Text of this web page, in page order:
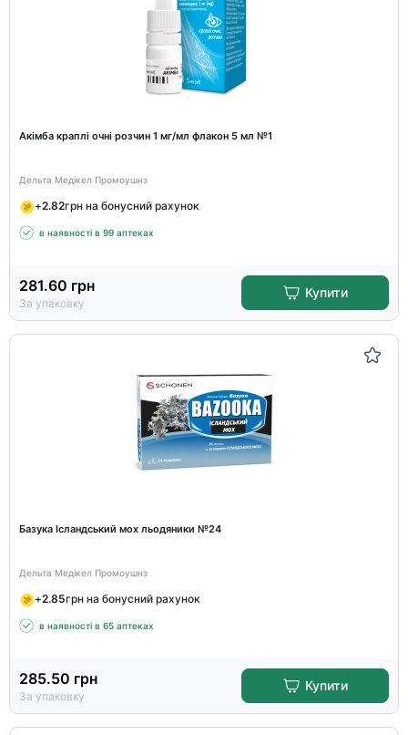
Акімба краплі очні розчин 1 мг/мл флакон 5 мл №1
Дельта Медікел Промоушнз
+2.82грн на бонусний рахунок
в наявності в 99 аптеках
281.60 грн
За упаковку
Купити
Базука Ісландський мох льодяники №24
Дельта Медікел Промоушнз
+2.85грн на бонусний рахунок
в наявності в 65 аптеках
285.50 грн
За упаковку
Купити